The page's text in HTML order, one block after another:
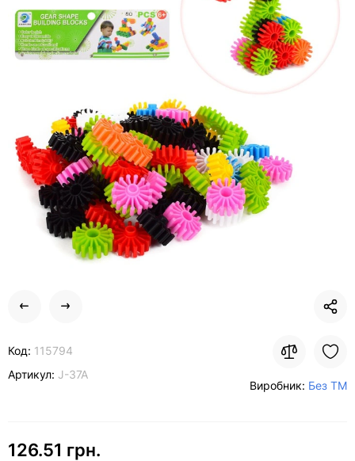
Код: 115794
Артикул: J-37A
Виробник: Без ТМ
126.51 грн.